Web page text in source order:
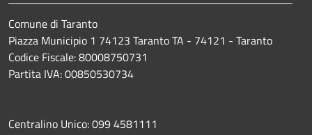
Comune di Taranto
Piazza Municipio 1 74123 Taranto TA - 74121 - Taranto
Codice Fiscale: 80008750731
Partita IVA: 00850530734
Centralino Unico: 099 4581111